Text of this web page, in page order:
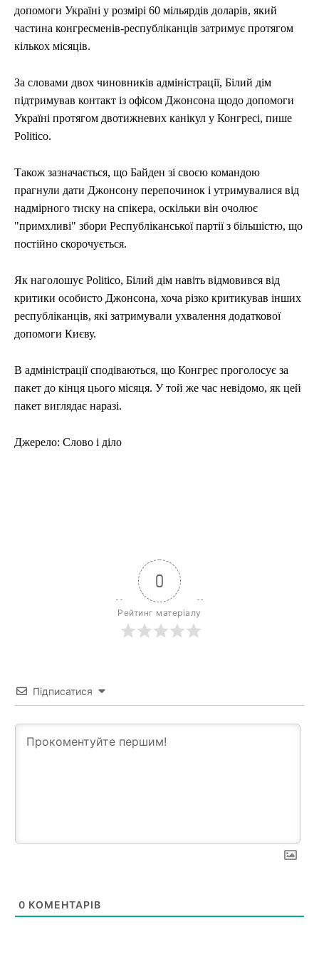
допомоги Україні у розмірі 60 мільярдів доларів, який
частина конгресменів-республіканців затримує протягом
кількох місяців.
За словами двох чиновників адміністрації, Білий дім
підтримував контакт із офісом Джонсона щодо допомоги
Україні протягом двотижневих канікул у Конгресі, пише
Politico.
Також зазначається, що Байден зі своєю командою
прагнули дати Джонсону перепочинок і утримувалися від
надмірного тиску на спікера, оскільки він очолює
"примхливі" збори Республіканської партії з більшістю, що
постійно скорочується.
Як наголошує Politico, Білий дім навіть відмовився від
критики особисто Джонсона, хоча різко критикував інших
республіканців, які затримували ухвалення додаткової
допомоги Києву.
В адміністрації сподіваються, що Конгрес проголосує за
пакет до кінця цього місяця. У той же час невідомо, як цей
пакет виглядає наразі.
Джерело: Слово і діло
0
Рейтинг матеріалу
Підписатися
0 КОМЕНТАРІВ